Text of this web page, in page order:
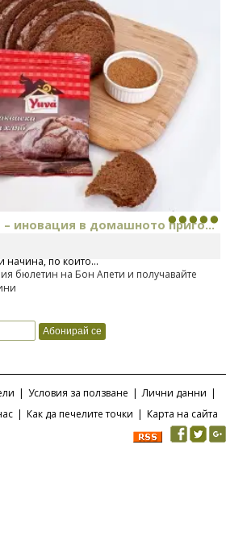
– иновация в домашното приго...
предлагането на изцяло нов
начина, по който...
бюлетин на Бон Апети и получавайте
| Условия за ползване | Лични данни |
| Как да печелите точки | Карта на сайта